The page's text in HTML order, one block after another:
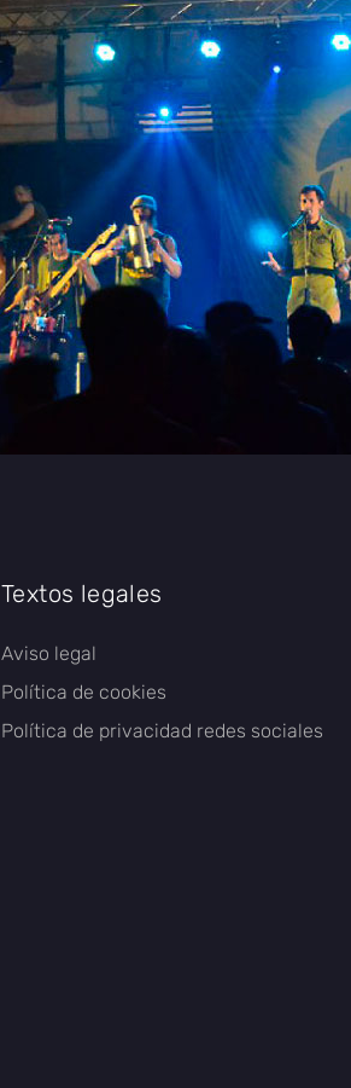
Textos legales
Aviso legal
Política de cookies
Política de privacidad redes sociales